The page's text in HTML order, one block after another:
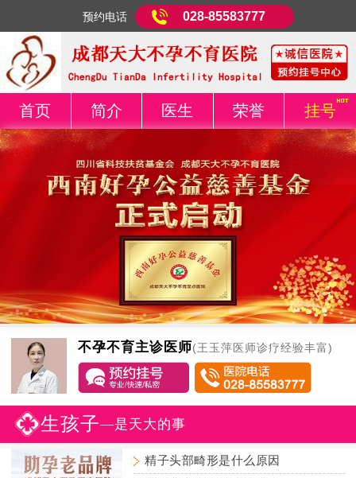
预约电话 028-85583777
首页 简介 医生 荣誉 挂号
不孕不育主诊医师(王玉萍医师诊疗经验丰富)
生孩子—是天大的事
精子头部畸形是什么原因